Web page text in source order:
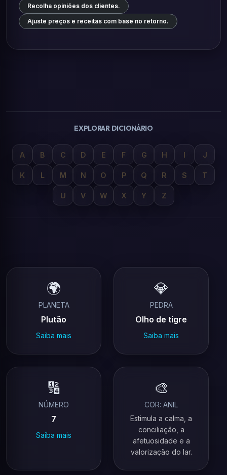
Recolha opiniões dos clientes.
Ajuste preços e receitas com base no retorno.
EXPLORAR DICIONÁRIO
A B C D E F G H I J
K L M N O P Q R S T
U V W X Y Z
🌍
PLANETA
Plutão
Saiba mais
💎
PEDRA
Olho de tigre
Saiba mais
🔢
NÚMERO
7
Saiba mais
🎨
COR: ANIL
Estimula a calma, a
conciliação, a
afetuosidade e a
valorização do lar.